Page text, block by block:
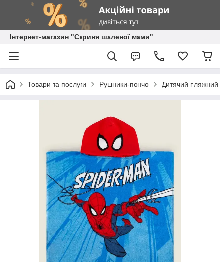
Інтернет-магазин "Скриня шаленої мами"
Товари та послуги Рушники-пончо Дитячий